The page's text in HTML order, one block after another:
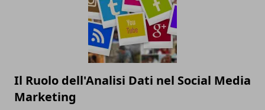
Il Ruolo dell'Analisi Dati nel Social Media
Marketing